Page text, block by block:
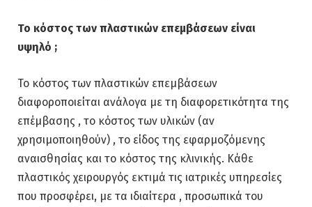
Το κόστος των πλαστικών επεμβάσεων είναι
υψηλό ;
Το κόστος των πλαστικών επεμβάσεων
διαφοροποιείται ανάλογα με τη διαφορετικότητα της
επέμβασης , το κόστος των υλικών (αν
χρησιμοποιηθούν) , το είδος της εφαρμοζόμενης
αναισθησίας και το κόστος της κλινικής. Κάθε
πλαστικός χειρουργός εκτιμά τις ιατρικές υπηρεσίες
που προσφέρει, με τα ιδιαίτερα , προσωπικά του